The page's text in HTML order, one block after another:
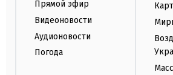
Прямой эфир
Видеоновости
Аудионовости
Погода